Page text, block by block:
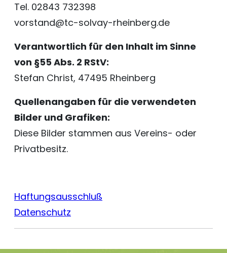
Tel. 02843 732398
vorstand@tc-solvay-rheinberg.de
Verantwortlich für den Inhalt im Sinne
von §55 Abs. 2 RStV:
Stefan Christ, 47495 Rheinberg
Quellenangaben für die verwendeten
Bilder und Grafiken:
Diese Bilder stammen aus Vereins- oder
Privatbesitz.
Haftungsausschluß
Datenschutz